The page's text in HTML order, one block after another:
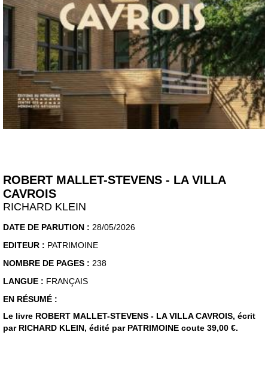
ROBERT MALLET-STEVENS - LA VILLA
CAVROIS
RICHARD KLEIN
DATE DE PARUTION : 28/05/2026
EDITEUR : PATRIMOINE
NOMBRE DE PAGES : 238
LANGUE : FRANÇAIS
EN RÉSUMÉ :
Le livre ROBERT MALLET-STEVENS - LA VILLA CAVROIS, écrit
par RICHARD KLEIN, édité par PATRIMOINE coute 39,00 €.